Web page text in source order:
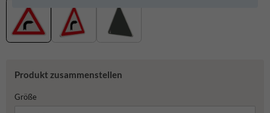
Produkt zusammenstellen
Größe